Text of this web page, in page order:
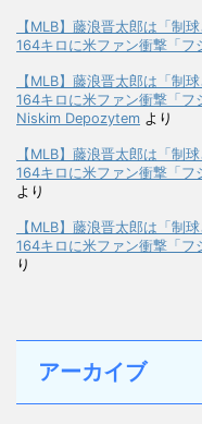
【MLB】藤浪晋太郎は「
164キロに米ファン衝撃「フ
【MLB】藤浪晋太郎は「
164キロに米ファン衝撃「フ
Niskim Depozytem より
【MLB】藤浪晋太郎は「
164キロに米ファン衝撃「フ
より
【MLB】藤浪晋太郎は「
164キロに米ファン衝撃「フ
り
アーカイブ